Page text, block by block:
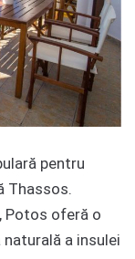
pentru
Thassos.
Potos oferă o
a insulei